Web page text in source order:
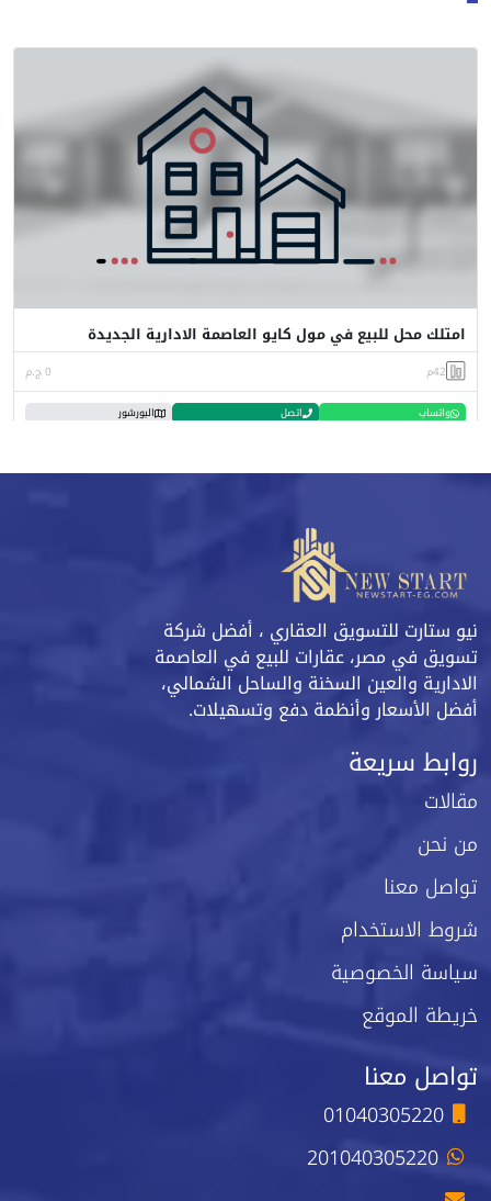
امتلك محل للبيع في مول كايو العاصمة الادارية الجديدة
42م 0 ج.م
واتساب اتصل البورشور
نيو ستارت للتسويق العقاري ، أفضل شركة
تسويق في مصر، عقارات للبيع في العاصمة
الادارية والعين السخنة والساحل الشمالي،
أفضل الأسعار وأنظمة دفع وتسهيلات.
روابط سريعة
مقالات
من نحن
تواصل معنا
شروط الاستخدام
سياسة الخصوصية
خريطة الموقع
تواصل معنا
01040305220
201040305220